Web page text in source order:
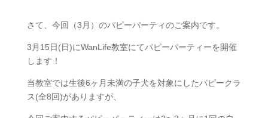
さて、今回（3月）のパピーパーティのご案内です。
3月15日(日)にWanLife教室にてパピーパーティーを開催
します！
当教室では生後6ヶ月未満の子犬を対象にしたパピークラ
ス(全8回)がありますが、